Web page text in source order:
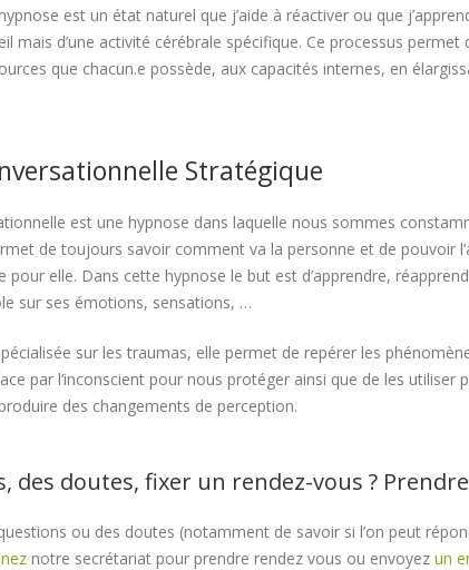
est un état naturel que j’aide à réactiver ou que
mais d’une activité cérébrale spécifique. Ce processus permet
que chacun.e possède, aux capacités internes, en
Stratégique
est une hypnose dans laquelle nous sommes
de toujours savoir comment va la personne et de pouvoir
pour elle. Dans cette hypnose le but est d’apprendre,
sur ses émotions, sensations, …
sur les traumas, elle permet de repérer les
par l’inconscient pour nous protéger ainsi que de les utiliser
des changements de perception.
des doutes, fixer un rendez-vous ? Prendre
ou des doutes (notamment de savoir si l’on peut
notre secrétariat pour prendre rendez vous ou envoyez un